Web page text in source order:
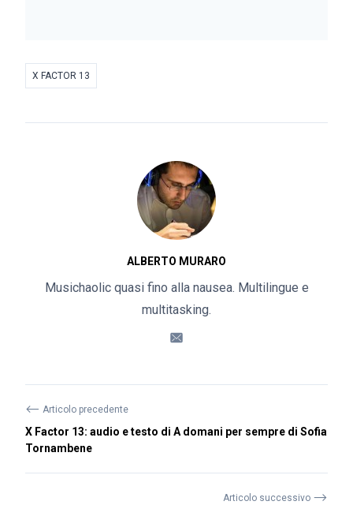
X FACTOR 13
ALBERTO MURARO
Musichaolic quasi fino alla nausea. Multilingue e
multitasking.
⟵ Articolo precedente
X Factor 13: audio e testo di A domani per sempre di Sofia
Tornambene
Articolo successivo ⟶